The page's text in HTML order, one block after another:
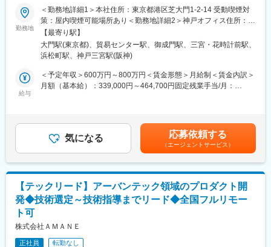
駅、北習志野駅、野田市駅、京成成田駅、仲ノ町駅、逸見駅、新
高島駅、京急川崎駅、北茅ケ崎駅、和田塚駅、入谷駅(神奈川県)、
逗子・葉山駅、西松本駅、岩村田駅、南豊科駅、志貴野中学校前
駅、新魚津駅、北鉄金沢駅、福井駅、新浜松駅、新静岡駅、新豊
橋駅、近鉄名古屋駅、尾張一宮駅、名鉄岐阜駅、名電各務原駅、
新可児駅、ＪＲ河内永和駅、大阪梅田駅(阪急線)、九条駅(京都
府)、田中口駅、山陽姫路駅、西宮駅、山陽明石駅、ハーバーラン
ド駅、宝塚南口駅、新伊丹駅、芦屋川駅、上栄町駅、新八日市
駅、倉敷駅、岡山駅前駅、電鉄出雲市駅、高知駅前駅、宮田町
町駅、西早稲田駅、青井駅、高津駅(神奈川県)、大阪難波駅、四ツ
橋駅、大阪阿部野橋駅、東別院駅、丸の内駅(愛知県)、祇園駅(福
岡県)、櫛田神社前駅、京阪山科駅、本八幡駅(都営線)、北１２条
島町駅、電鉄富山駅、広小路駅(富山県)、七ツ屋駅、新福井駅、第
一通り駅、日吉町駅、駅前駅、名鉄名古屋駅、河内永和駅、大阪
屋駅(阪神線)、西川緑道公園駅、猿猴橋町駅、高知橋駅、大手町駅
世保駅、末広町駅(東京都)、下落合駅、武蔵溝ノ口駅、なんば駅
◎大型・新規事業に携わることができる
◎クライアント伴走支援に携わることができる
■業務概要：
当社のさらなる成長を、事業開発の面から推進していただきま
す。
アーバンテックを活用した幅広い新規事業の企画、開発、顧客候
交通事業者や自動車業界関連のクライアントに対し、システム構
築の要件定義・プロジェクト進行管理を含めたシステム導入支援
◇システム導入プロセスの設計およびプロジェクト管理
◇導入後の運用支援とフィードバックに対する改善
リーダーとして、マネージャーやエンジニアとコミュニケーショ
ドいただくポジションです。
勤務地
＜勤務地詳細1＞本社住所：東京都港区芝大門1-2-14 受動喫煙対
策：屋内喫煙可能場所あり＜勤務地詳細2＞神戸オフィス住所：兵
庫県神戸市中央区磯辺通3-1-2 受動喫煙対策：屋内喫煙可能場所あ
り変更の範囲：会社の定める事業所（リモートワーク含む）
【最寄り駅】
大門駅(東京都)、貿易センター駅、御成門駅、三宮・花時計前駅、
浜松町駅、神戸三宮駅(阪神)
給与
＜予定年収＞600万円～800万円＜賃金形態＞月給制＜賃金内訳＞
月額（基本給）：339,000円～464,700円固定残業手当/月：
経験・スキル等を考慮した上で決定いたします。■昇給：年1回／
人事評価制度による■決算賞与：業績による■その他寸志などあり
賃金はあくまでも目安の金額であり、選考を通じて上下する可能
性があります。月給(月額)は固定手当を含めた表記です。
気になる 応募依頼する
（エージェントサービス）
【テックリード】アーバンテック領域のプロダクト開
発◆技術選定～技術指導までリード◆全国フルリモー
ト可
株式会社ＡＭＡＮＥ
正社員 転勤なし